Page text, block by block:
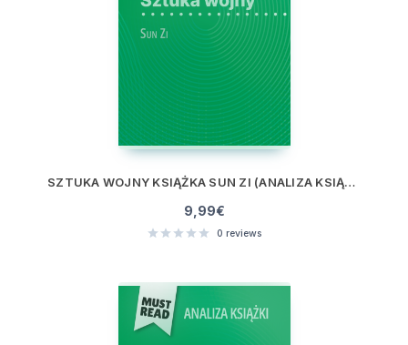
SZTUKA WOJNY KSIĄŻKA SUN ZI (ANALIZA KSIĄŻKI)
9,99€
0 reviews